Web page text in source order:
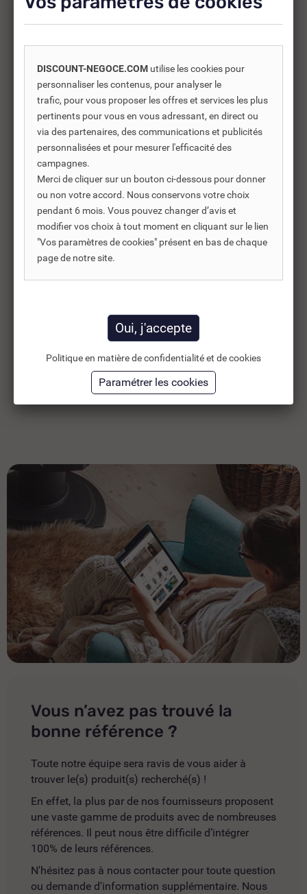
-25%
REF DNC :245212
DESCENTE SOUDÉE ZINC Ø
100 TRONSCONIQUE...
21,29 €HT
Vous n’avez pas trouvé la
bonne référence ?
Toute notre équipe sera ravis de vous aider à
trouver le(s) produit(s) recherché(s) !
En effet, la plus par de nos fournisseurs proposent
une vaste gamme de produits avec de nombreuses
références. Il peut nous être difficile d’intégrer
100% de leurs références.
N'hésitez pas à nous contacter pour toute question
ou demande d'information supplémentaire. Nous
DISCOUNT-NEGOCE.COM utilise les cookies pour
personnaliser les contenus, pour analyser le
trafic, pour vous proposer les offres et services les plus
pertinents pour vous en vous adressant, en direct ou
via des partenaires, des communications et publicités
personnalisées et pour mesurer l'efficacité des
campagnes.
Merci de cliquer sur un bouton ci-dessous pour donner
ou non votre accord. Nous conservons votre choix
pendant 6 mois. Vous pouvez changer d’avis et
modifier vos choix à tout moment en cliquant sur le lien
"Vos paramètres de cookies" présent en bas de chaque
page de notre site.
Politique en matière de confidentialité et de cookies